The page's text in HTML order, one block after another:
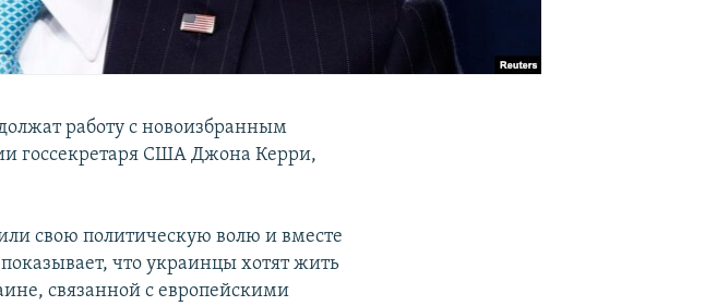
работу с новоизбранным
госсекретаря США Джона Керри,
свою политическую волю и вместе
что украинцы хотят жить
связанной с европейскими